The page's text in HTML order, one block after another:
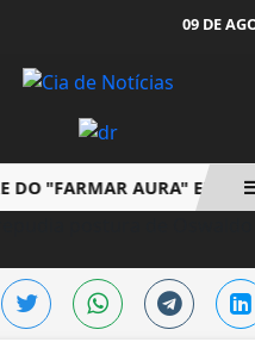
09 DE
DO "FARMAR AURA"